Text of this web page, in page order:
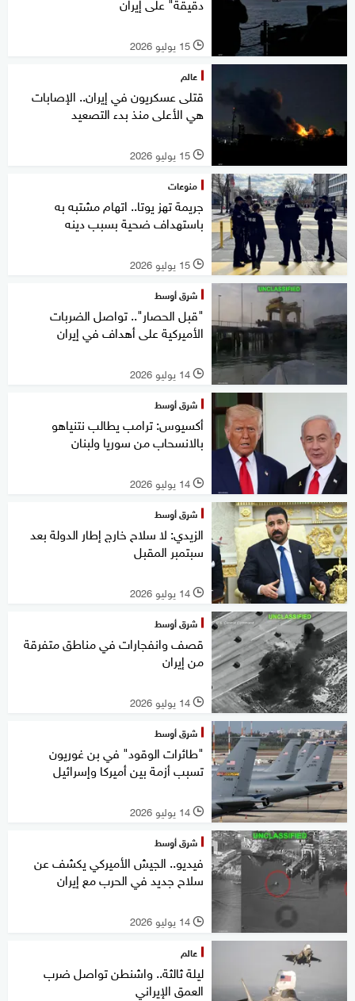
l 15 يوليو 2026
عالم
قتلى عسكريون في إيران.. الإصابات
هي الأعلى منذ بدء التصعيد
l 15 يوليو 2026
منوعات
جريمة تهز يوتا.. اتهام مشتبه به
باستهداف ضحية بسبب دينه
l 15 يوليو 2026
شرق أوسط
"قبل الحصار".. تواصل الضربات
الأميركية على أهداف في إيران
l 14 يوليو 2026
شرق أوسط
أكسيوس: ترامب يطالب نتنياهو
بالانسحاب من سوريا ولبنان
l 14 يوليو 2026
شرق أوسط
الزيدي: لا سلاح خارج إطار الدولة بعد
سبتمبر المقبل
l 14 يوليو 2026
شرق أوسط
قصف وانفجارات في مناطق متفرقة
من إيران
l 14 يوليو 2026
شرق أوسط
"طائرات الوقود" في بن غوريون
تسبب أزمة بين أميركا وإسرائيل
l 14 يوليو 2026
شرق أوسط
فيديو.. الجيش الأميركي يكشف عن
سلاح جديد في الحرب مع إيران
l 14 يوليو 2026
عالم
ليلة ثالثة.. واشنطن تواصل ضرب
العمق الإيراني